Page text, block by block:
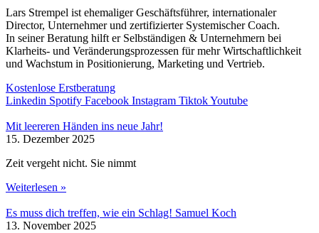
Lars Strempel ist ehemaliger Geschäftsführer, internationaler
Director, Unternehmer und zertifizierter Systemischer Coach.
In seiner Beratung hilft er Selbständigen & Unternehmern bei
Klarheits- und Veränderungsprozessen für mehr Wirtschaftlichkeit
und Wachstum in Positionierung, Marketing und Vertrieb.
Kostenlose Erstberatung
Linkedin Spotify Facebook Instagram TiktokYoutube
Mit leereren Händen ins neue Jahr!
15. Dezember 2025
Zeit vergeht nicht. Sie nimmt
Weiterlesen »
Es muss dich treffen, wie ein Schlag! Samuel Koch
13. November 2025